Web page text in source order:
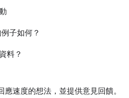
子如何？
料？
速度的想法，並提供意見回饋。